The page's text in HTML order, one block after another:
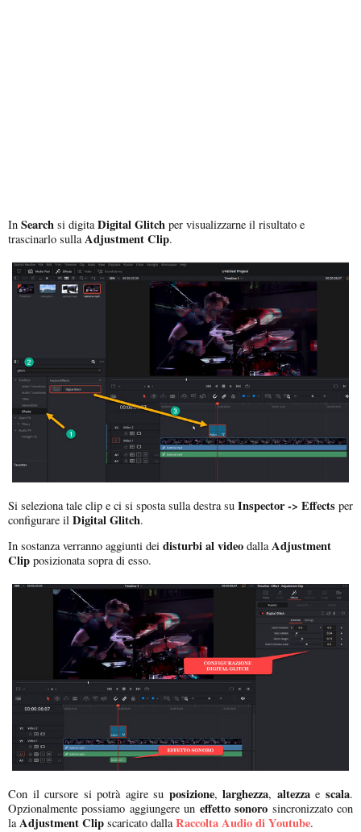
In Search si digita Digital Glitch per visualizzarne il risultato e
trascinarlo sulla Adjustment Clip.
Si seleziona tale clip e ci si sposta sulla destra su Inspector -> Effects per
configurare il Digital Glitch.
In sostanza verranno aggiunti dei disturbi al video dallaAdjustment
Clip posizionata sopra di esso.
Con il cursore si potrà agire su posizione, larghezza, altezzaescala.
Opzionalmente possiamo aggiungere un effetto sonoro sincronizzato con
la Adjustment Clip scaricato dalla Raccolta Audio di Youtube.